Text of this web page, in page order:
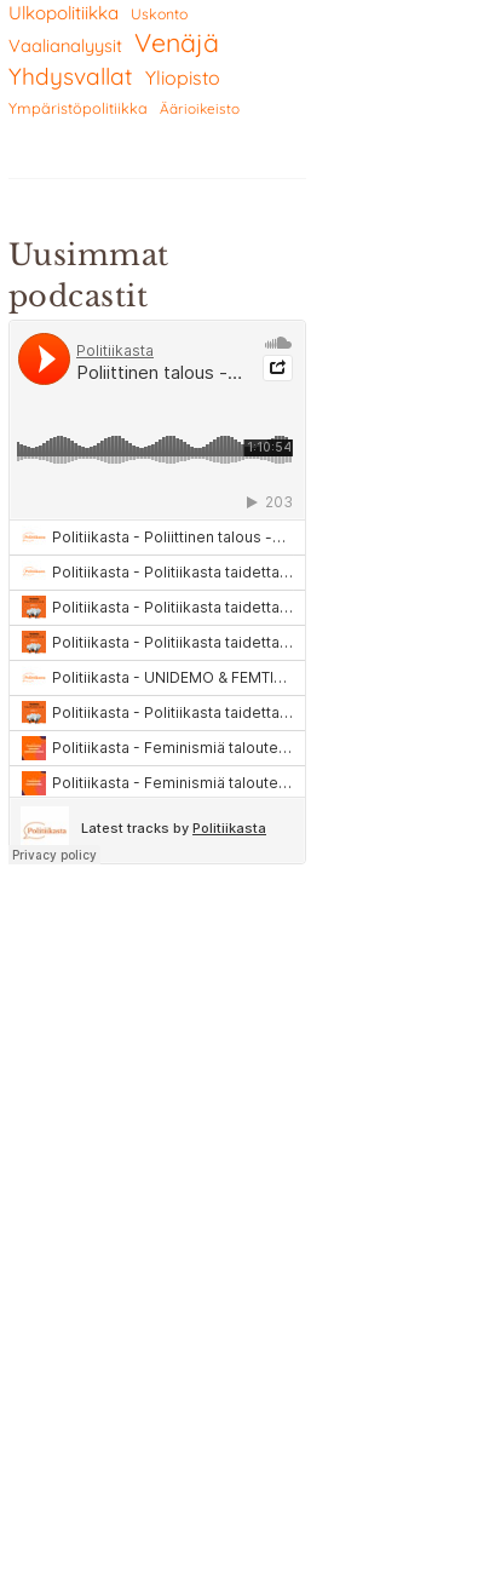
Ulkopolitiikka Uskonto
Vaalianalyysit Venäjä
Yhdysvallat Yliopisto
Ympäristöpolitiikka Äärioikeisto
Uusimmat
podcastit